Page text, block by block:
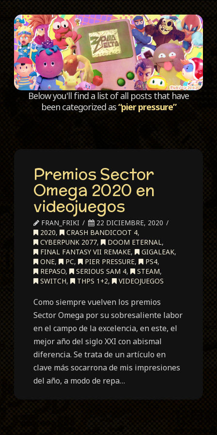
Below you'll find a list of all posts that have
been categorized as“pier pressure”
Premios Sector
Omega 2020 en
videojuegos
FRAN_FRIKI
22 DICIEMBRE, 2020
2020, CRASH BANDICOOT 4,
CYBERPUNK 2077, DOOM ETERNAL,
FINAL FANTASY VII REMAKE, GIGALEAK,
ONE, PC, PIER PRESSURE, PS4,
REPASO, SERIOUS SAM 4, STEAM,
SWITCH, THPS 1+2, VIDEOJUEGOS
Como siempre vuelven los premios
Sector Omega por su sobresaliente labor
en el campo de la excelencia, en este, el
mejor año del siglo XXI con abismal
diferencia. Se trata de un artículo en
clave más socarrona de mis impresiones
del año, a modo de repa…